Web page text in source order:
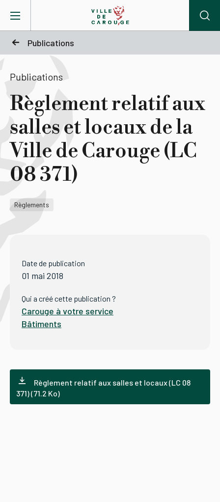
Publications
Mairie
Vie pratique
Actualités
Agenda
Lieux
Publications
Règlement relatif aux
salles et locaux de la
Ville de Carouge (LC
08 371)
Règlements
Date de publication
01 mai 2018
Qui a créé cette publication ?
Carouge à votre service
Bâtiments
Règlement relatif aux salles et locaux (LC 08
371) (71.2 Ko)